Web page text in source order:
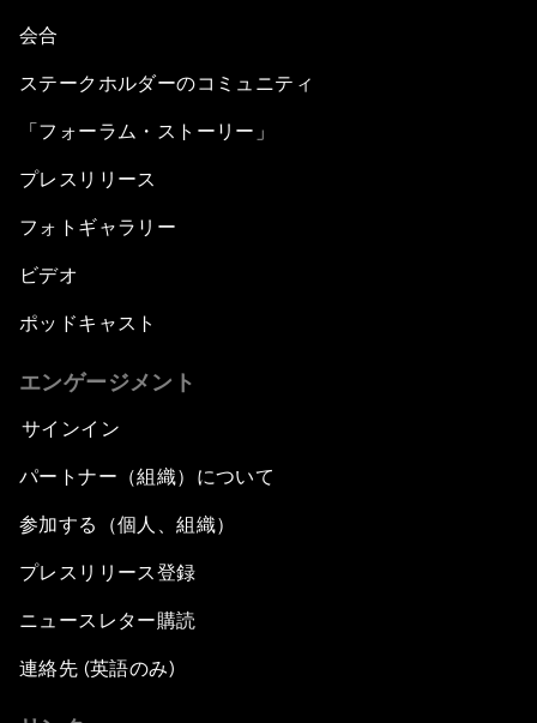
会合
ステークホルダーのコミュニティ
「フォーラム・ストーリー」
プレスリリース
フォトギャラリー
ビデオ
ポッドキャスト
エンゲージメント
サインイン
パートナー（組織）について
参加する（個人、組織）
プレスリリース登録
ニュースレター購読
連絡先 (英語のみ)